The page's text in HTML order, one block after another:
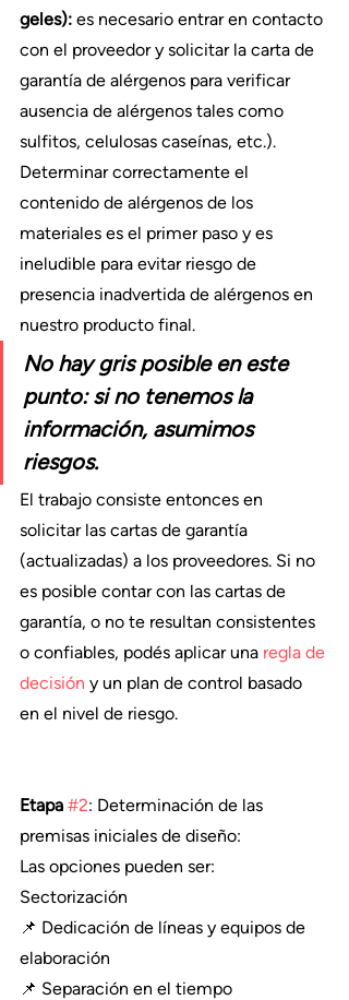
geles): es necesario entrar en contacto
con el proveedor y solicitar la carta de
garantía de alérgenos para verificar
ausencia de alérgenos tales como
sulfitos, celulosas caseínas, etc.).
Determinar correctamente el
contenido de alérgenos de los
materiales es el primer paso y es
ineludible para evitar riesgo de
presencia inadvertida de alérgenos en
nuestro producto final.
No hay gris posible en este
punto: si no tenemos la
información, asumimos
riesgos.
El trabajo consiste entonces en
solicitar las cartas de garantía
(actualizadas) a los proveedores. Si no
es posible contar con las cartas de
garantía, o no te resultan consistentes
o confiables, podés aplicar una regla de
decisión y un plan de control basado
en el nivel de riesgo.
Etapa #2: Determinación de las
premisas iniciales de diseño:
Las opciones pueden ser:
Sectorización
📌 Dedicación de líneas y equipos de
elaboración
📌 Separación en el tiempo